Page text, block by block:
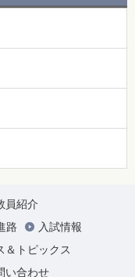
員紹介
路
入試情報
＆トピックス
い合わせ